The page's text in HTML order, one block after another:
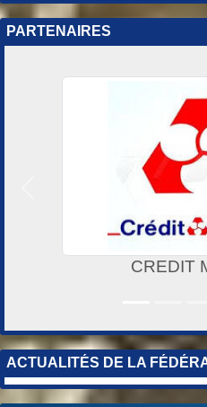
PARTENAIRES
CREDIT MUTUEL
ACTUALITÉS DE LA